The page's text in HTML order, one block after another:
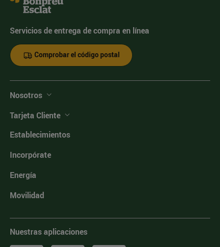
Servicios de entrega de compra en línea
Comprobar el código postal
Nosotros
Tarjeta Cliente
Establecimientos
Incorpórate
Energía
Movilidad
Nuestras aplicaciones